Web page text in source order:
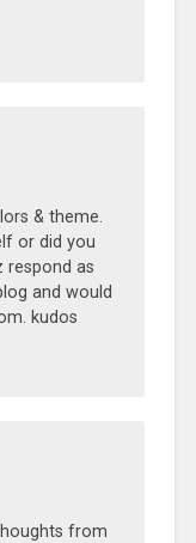
& theme.
or did you
respond as
and would
kudos
from